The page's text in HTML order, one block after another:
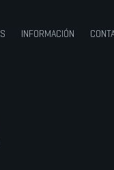
INFORMACIÓN